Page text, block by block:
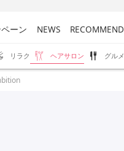
ーン NEWS RECOMMEND
リラク ヘアサロン グルメ